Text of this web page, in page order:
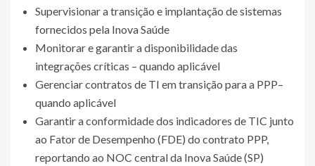
Supervisionar a transição e implantação de sistemas
fornecidos pela Inova Saúde
Monitorar e garantir a disponibilidade das
integrações críticas – quando aplicável
Gerenciar contratos de TI em transição para a PPP–
quando aplicável
Garantir a conformidade dos indicadores de TIC junto
ao Fator de Desempenho (FDE) do contrato PPP,
reportando ao NOC central da Inova Saúde (SP)